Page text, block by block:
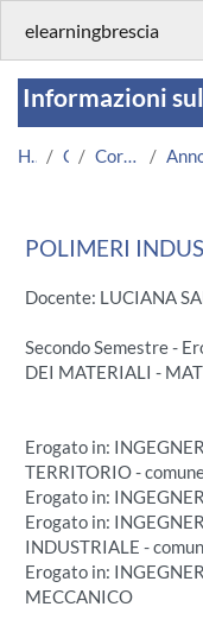
elearningbrescia
Informazioni
Home Corsi Corsi Istituzionali
POLIMERI
Docente: LUCIANA
Secondo Semestre -
DEI MATERIALI -
Erogato in:
TERRITORIO -
Erogato in:
Erogato in:
INDUSTRIALE -
Erogato in:
MECCANICO